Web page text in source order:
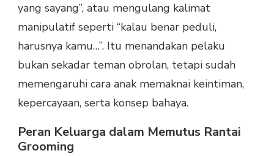
yang sayang”, atau mengulang kalimat
manipulatif seperti “kalau benar peduli,
harusnya kamu…”. Itu menandakan pelaku
bukan sekadar teman obrolan, tetapi sudah
memengaruhi cara anak memaknai keintiman,
kepercayaan, serta konsep bahaya.
Peran Keluarga dalam Memutus Rantai
Grooming